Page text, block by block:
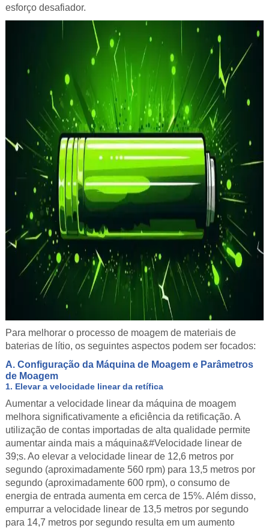
esforço desafiador.
Para melhorar o processo de moagem de materiais de
baterias de lítio, os seguintes aspectos podem ser focados:
A. Configuração da Máquina de Moagem e Parâmetros
de Moagem
1. Elevar a velocidade linear da retífica
Aumentar a velocidade linear da máquina de moagem
melhora significativamente a eficiência da retificação. A
utilização de contas importadas de alta qualidade permite
aumentar ainda mais a máquina&#Velocidade linear de
39;s. Ao elevar a velocidade linear de 12,6 metros por
segundo (aproximadamente 560 rpm) para 13,5 metros por
segundo (aproximadamente 600 rpm), o consumo de
energia de entrada aumenta em cerca de 15%. Além disso,
empurrar a velocidade linear de 13,5 metros por segundo
para 14,7 metros por segundo resulta em um aumento